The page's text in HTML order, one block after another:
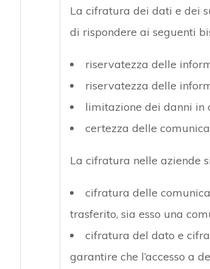
La cifratura dei dati e dei
di rispondere ai seguenti
riservatezza delle
riservatezza delle
limitazione dei danni in
certezza delle
La cifratura nelle aziende
cifratura delle
trasferito, sia esso una
cifratura del dato e
garantire che l’accesso a